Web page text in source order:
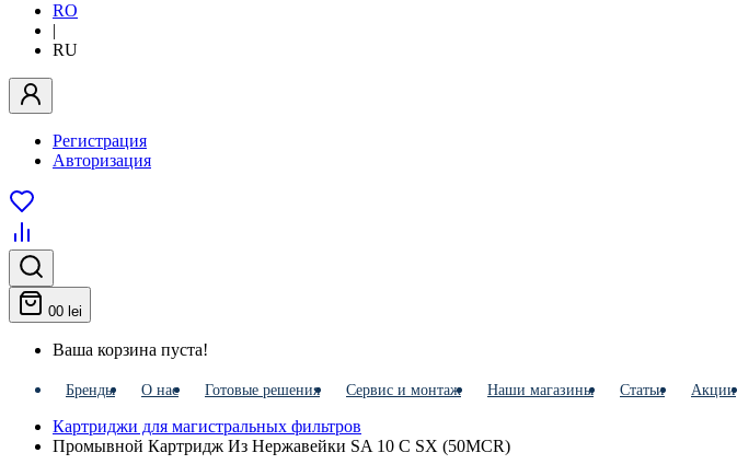
RO
|
RU
Регистрация
Авторизация
00 lei
Ваша корзина пуста!
Бренды О нас Готовые решения Сервис и монтаж Наши магазины Статьи Акции
Картриджи для магистральных фильтров
Промывной Картридж Из Нержавейки SA 10 C SX (50MCR)